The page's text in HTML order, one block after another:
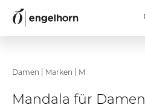
Damen Marken M
Mandala für Damen